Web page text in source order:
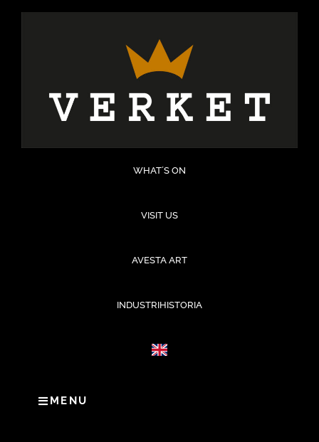
WHAT´S ON
VISIT US
AVESTA ART
INDUSTRIHISTORIA
MENU